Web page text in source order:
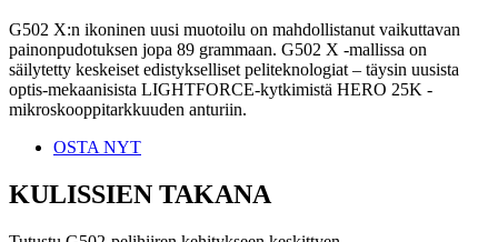
G502 X:n ikoninen uusi muotoilu on mahdollistanut vaikuttavan
painonpudotuksen jopa 89 grammaan. G502 X -mallissa on
säilytetty keskeiset edistykselliset peliteknologiat – täysin uusista
optis-mekaanisista LIGHTFORCE-kytkimistä HERO 25K -
mikroskooppitarkkuuden anturiin.
OSTA NYT
KULISSIEN TAKANA